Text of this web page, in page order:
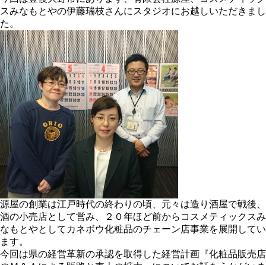
スみなもとやの伊藤瑞枝さんにスタジオにお越しいただきまし
た。
源屋の創業は江戸時代の終わりの頃、元々は造り酒屋で戦後、
酒の小売店として営み、２０年ほど前からコスメティックスみ
なもとやとしてカネボウ化粧品のチェーン店事業を展開してい
ます。
今回は県の経営革新の承認を取得した経営計画『化粧品販売店